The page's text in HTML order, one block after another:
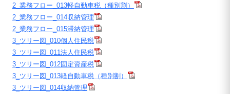
2_業務フロー_013軽自動車税（種別割）
2_業務フロー_014収納管理
2_業務フロー_015滞納管理
3_ツリー図_010個人住民税
3_ツリー図_011法人住民税
3_ツリー図_012固定資産税
3_ツリー図_013軽自動車税（種別割）
3_ツリー図_014収納管理